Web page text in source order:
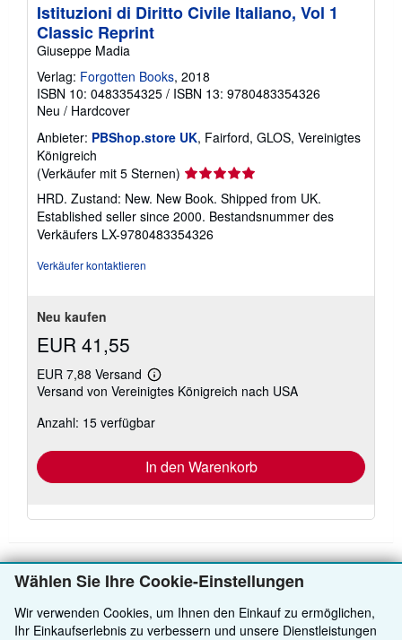
Wählen Sie Ihre Cookie-Einstellungen
Wir verwenden Cookies, um Ihnen den Einkauf zu ermöglichen,
Ihr Einkaufserlebnis zu verbessern und unsere Dienstleistungen
Istituzioni di Diritto Civile Italiano, Vol 1
Classic Reprint
Giuseppe Madia
Verlag: Forgotten Books, 2018
ISBN 10: 0483354325 / ISBN 13: 9780483354326
Neu / Hardcover
Anbieter: PBShop.store UK, Fairford, GLOS, Vereinigtes
Königreich
(Verkäufer mit 5 Sternen) Verkäuferbewertung
5
von
5
Sternen
HRD. Zustand: New. New Book. Shipped from UK.
Established seller since 2000. Bestandsnummer des
Verkäufers LX-9780483354326
Verkäufer kontaktieren
Neu kaufen
EUR 41,55
EUR 7,88 Versand
Weitere
Informationen
Versandkosten
Versand von Vereinigtes Königreich nach USA
Anzahl: 15 verfügbar
In den Warenkorb